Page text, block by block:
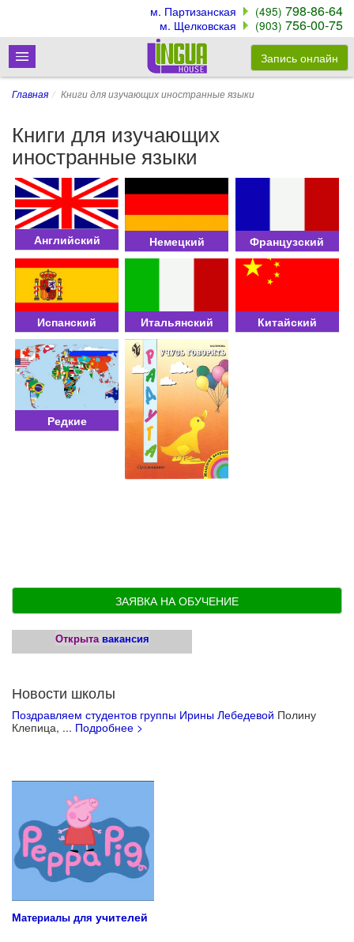
Главная Книги для изучающих иностранные языки
Книги для изучающих
иностранные языки
Английский Немецкий Французский
Испанский Итальянский Китайский
Редкие
ЗАЯВКА НА ОБУЧЕНИЕ
Открыта вакансия
Новости школы
Поздравляем студентов группы Ирины Лебедевой Полину
Клепица, ... Подробнее >
Материалы для учителей
Запись онлайн
м. Партизанская (495) 798-86-64
м. Щелковская (903) 756-00-75